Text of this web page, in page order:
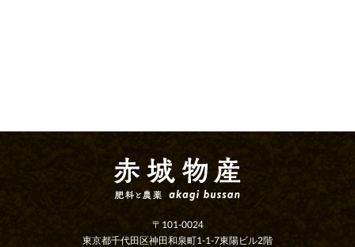
〒101-0024
東京都千代田区神田和泉町1-1-7東陽ビル2階